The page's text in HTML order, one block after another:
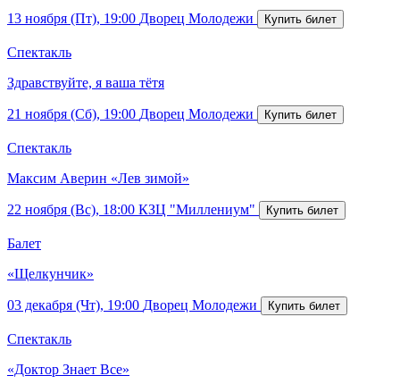
13 ноября (Пт), 19:00 Дворец Молодежи
Спектакль
Здравствуйте, я ваша тётя
21 ноября (Сб), 19:00 Дворец Молодежи
Спектакль
Максим Аверин «Лев зимой»
22 ноября (Вс), 18:00 КЗЦ "Миллениум"
Балет
«Щелкунчик»
03 декабря (Чт), 19:00 Дворец Молодежи
Спектакль
«Доктор Знает Все»